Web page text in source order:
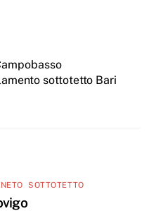
sottotetto Bari
,SOTTOTETTO